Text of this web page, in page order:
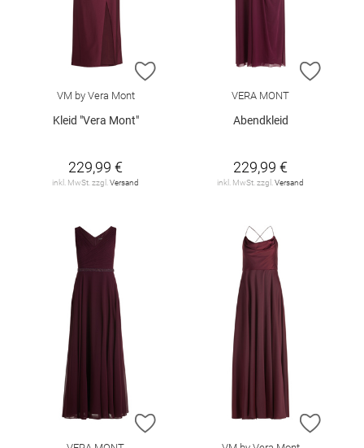
ZUR WUNSCHLISTE HINZUFÜGEN
VM by Vera Mont
Kleid "Vera Mont"
229,99 €
inkl. MwSt. zzgl. Versand
ZUR
VERA MONT
Abendkleid
229,99 €
inkl. MwSt. zzgl. Versand
ZUR WUNSCHLISTE HINZUFÜGEN
ZUR